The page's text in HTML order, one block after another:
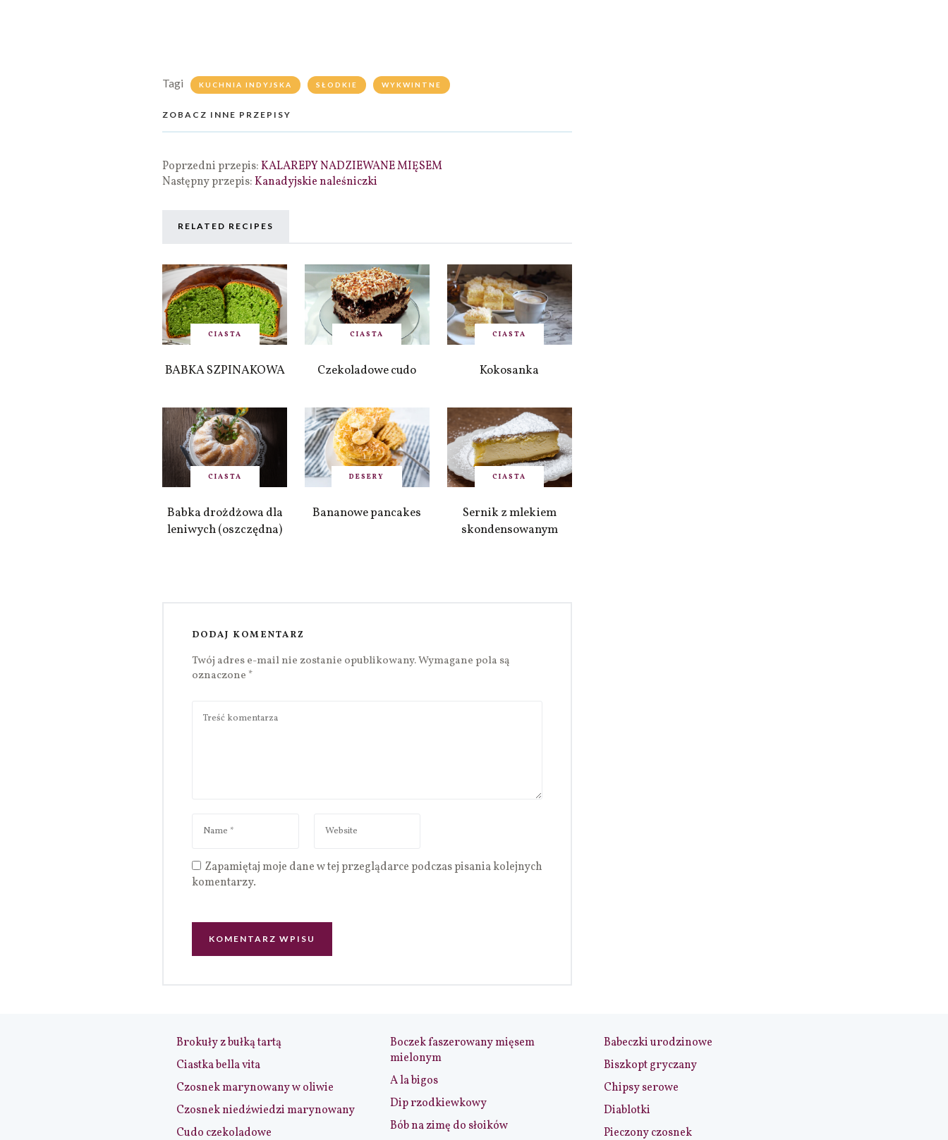
Tagi KUCHNIA INDYJSKA SŁODKIE WYKWINTNE
ZOBACZ INNE PRZEPISY
Poprzedni przepis:KALAREPY NADZIEWANE MIĘSEM
Następny przepis:Kanadyjskie naleśniczki
RELATED RECIPES
CIASTA
BABKA SZPINAKOWA
CIASTA
Czekoladowe cudo
CIASTA
Kokosanka
CIASTA
Babka drożdżowa dla
leniwych (oszczędna)
DESERY
Bananowe pancakes
CIASTA
Sernik z mlekiem
skondensowanym
DODAJ KOMENTARZ
Twój adres e-mail nie zostanie opublikowany.Wymagane pola są
oznaczone *
Zapamiętaj moje dane w tej przeglądarce podczas pisania kolejnych
komentarzy.
Brokuły z bułką tartą
Ciastka bella vita
Czosnek marynowany w oliwie
Czosnek niedźwiedzi marynowany
Cudo czekoladowe
Boczek faszerowany mięsem
mielonym
A la bigos
Dip rzodkiewkowy
Bób na zimę do słoików
Babeczki urodzinowe
Biszkopt gryczany
Chipsy serowe
Diablotki
Pieczony czosnek